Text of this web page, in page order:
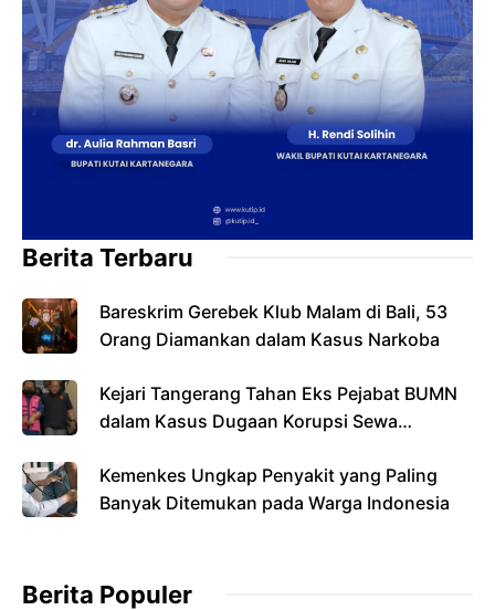
Berita Terbaru
Bareskrim Gerebek Klub Malam di Bali, 53
Orang Diamankan dalam Kasus Narkoba
Kejari Tangerang Tahan Eks Pejabat BUMN
dalam Kasus Dugaan Korupsi Sewa
Kemenkes Ungkap Penyakit yang Paling
Banyak Ditemukan pada Warga Indonesia
Berita Populer